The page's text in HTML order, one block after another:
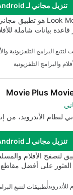
تنزيل مجاني لـ Android
بيانات شاملة
لتتبع البرامج التلفزيونية
والبرامج التلفزيونية
Movie Plus
لنظام الأندرويد، من
تنزيل مجاني لـ Android
الأفلام
العثور على أفضل مقاطع
للأندرويدتطبيقات لتتبع